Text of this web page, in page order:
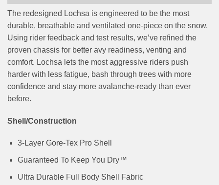
The redesigned Lochsa is engineered to be the most
durable, breathable and ventilated one-piece on the snow.
Using rider feedback and test results, we’ve refined the
proven chassis for better avy readiness, venting and
comfort. Lochsa lets the most aggressive riders push
harder with less fatigue, bash through trees with more
confidence and stay more avalanche-ready than ever
before.
Shell/Construction
3-Layer Gore-Tex Pro Shell
Guaranteed To Keep You Dry™
Ultra Durable Full Body Shell Fabric